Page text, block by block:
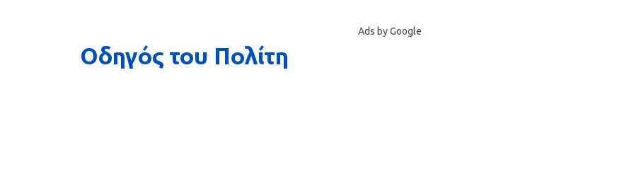
Ads by Google